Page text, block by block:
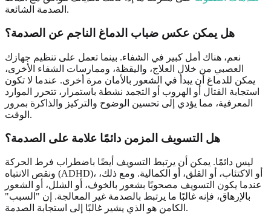
الصدمة الشائعة.
هل يمكن عكس ضباب الدماغ الناجم عن الصدمة؟
نعم، هناك أمل كبير في الشفاء. بينما تعمل على تنظيم جهازك
العصبي من خلال العلاج، واليقظة، وممارسات الشفاء الأخرى،
يمكن للدماغ أن يبدأ في الشعور بالأمان مرة أخرى. عندما لا تكون
استجابة القتال أو الهروب أو التجمد نشطة باستمرار، تتحرر الموارد
المعرفية، مما يؤدي إلى تحسين الوضوح والتركيز والذاكرة بمرور
الوقت.
هل التسويف المزمن دائمًا علامة على الصدمة؟
ليس دائمًا. يمكن أن يرتبط التسويف أيضًا باضطراب فرط الحركة
ونقص الانتباه (ADHD)، أو الاكتئاب، أو القلق، أو الكمالية. ومع ذلك،
عندما يكون التسويف مصحوبًا بشعور بالخوف، أو الشلل، أو الشعور
بالإرهاق، فإنه غالبًا ما يرتبط بالصدمة غير المعالجة. إن "السبب"
الكامن هو الذي يشير غالبًا إلى استجابة الصدمة.